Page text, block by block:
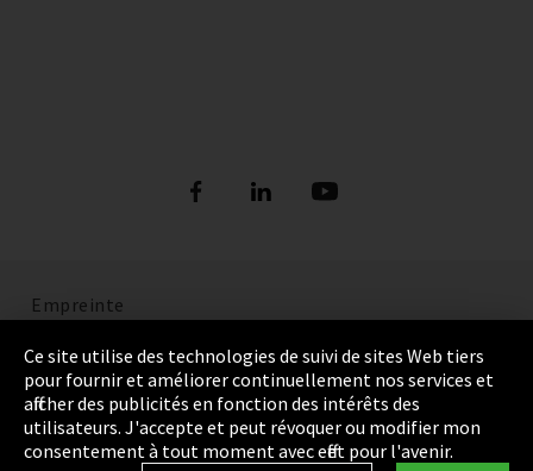
Empreinte
Politique de confidentialité
Cookie Settings
Termes et Conditions
Ce site utilise des technologies de suivi de sites Web tiers
pour fournir et améliorer continuellement nos services et
afficher des publicités en fonction des intérêts des
utilisateurs. J'accepte et peut révoquer ou modifier mon
consentement à tout moment avec effet pour l'avenir.